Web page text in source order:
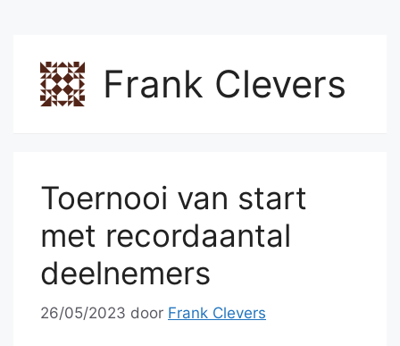
Frank Clevers
Toernooi van start
met recordaantal
deelnemers
26/05/2023 door Frank Clevers